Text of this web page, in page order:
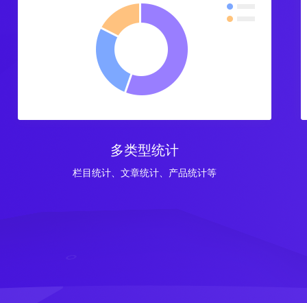
多类型统计
栏目统计、文章统计、产品统计等